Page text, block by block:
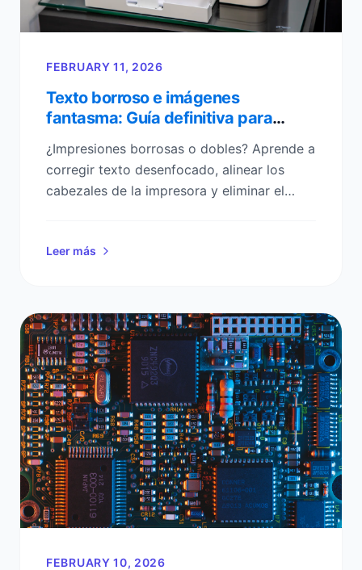
FEBRUARY 11, 2026
Texto borroso e imágenes
fantasma: Guía definitiva para
¿Impresiones borrosas o dobles? Aprende a
corregir texto desenfocado, alinear los
cabezales de la impresora y eliminar el
Leer más
FEBRUARY 10, 2026